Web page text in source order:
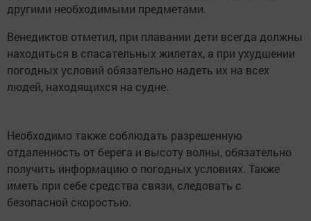
другими необходимыми предметами.
Венедиктов отметил, при плавании дети всегда должны
находиться в спасательных жилетах, а при ухудшении
погодных условий обязательно надеть их на всех
людей, находящихся на судне.
Необходимо также соблюдать разрешенную
отдаленность от берега и высоту волны, обязательно
получить информацию о погодных условиях. Также
иметь при себе средства связи, следовать с
безопасной скоростью.